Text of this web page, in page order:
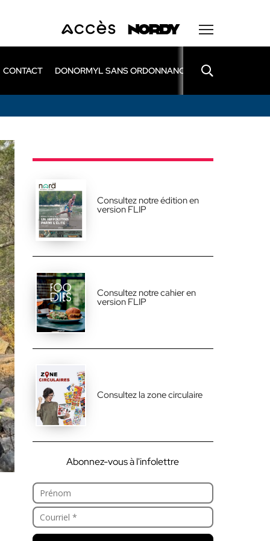
CONTACT DONORMYL SANS ORDONNANCE LEXOMIL SANS
Consultez notre édition en
version FLIP
Consultez notre cahier en
version FLIP
Consultez la zone circulaire
Abonnez-vous à l'infolettre